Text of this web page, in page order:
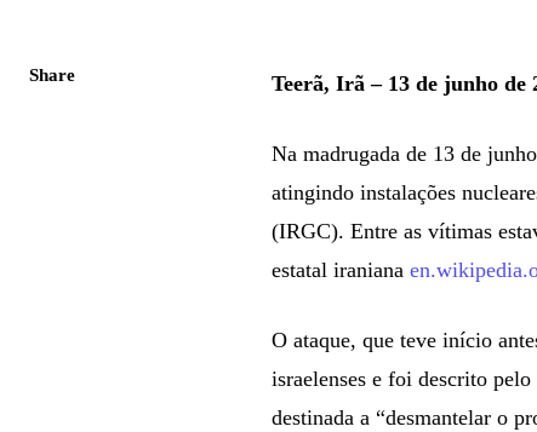
Share Teerã, Irã – 13 de junho de
Na madrugada de 13 de
atingindo instalações
(IRGC). Entre as vítimas
estatal iraniana
O ataque, que teve início
israelenses e foi descrito
destinada a “desmantelar o